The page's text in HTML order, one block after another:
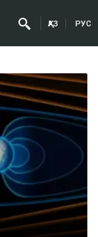
ҚАЗ РУС